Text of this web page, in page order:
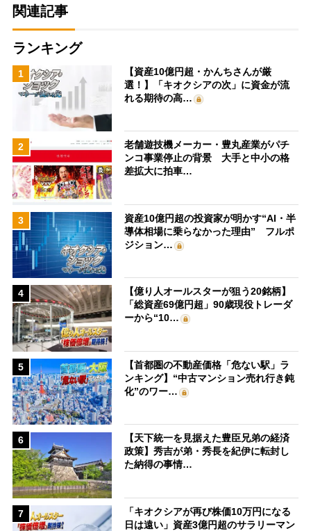
関連記事
ランキング
1
【資産10億円超・かんちさんが厳
選！】「キオクシアの次」に資金が流
れる期待の高…
2
老舗遊技機メーカー・豊丸産業がパチ
ンコ事業停止の背景 大手と中小の格
差拡大に拍車…
3
資産10億円超の投資家が明かす“AI・半
導体相場に乗らなかった理由” フルポ
ジション…
4
【億り人オールスターが狙う20銘柄】
「総資産69億円超」90歳現役トレーダ
ーから“10…
5
【首都圏の不動産価格「危ない駅」ラ
ンキング】“中古マンション売れ行き鈍
化”のワー…
6
【天下統一を見据えた豊臣兄弟の経済
政策】秀吉が弟・秀長を紀伊に転封し
た納得の事情…
7
「キオクシアが再び株価10万円になる
日は遠い」資産3億円超のサラリーマン